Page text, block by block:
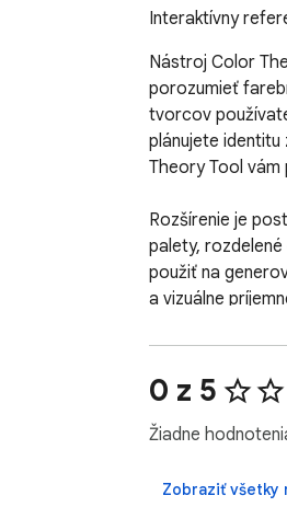
Interaktívny
Nástroj Color
porozumieť
tvorcov
plánujete
Theory Tool
Rozšírenie je
palety,
použiť na
a vizuálne
Nástroj Color
strán. Vaše
zariadení.
užitočné pre ľudí,
Súkromie je
0 z 5
Žiadne
Zobraziť všetky